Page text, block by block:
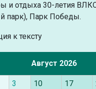
и отдыха 30-летия
парк), Парк Победы.
Август 2026
3 10 17